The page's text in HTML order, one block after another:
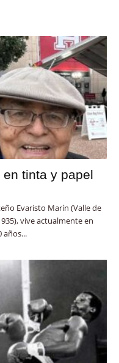
tinta y papel
Evaristo Marín (Valle de
vive actualmente en
años...